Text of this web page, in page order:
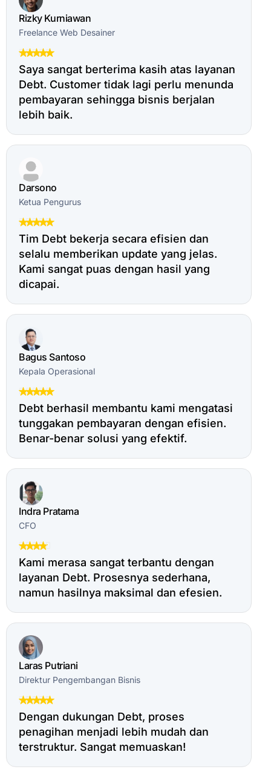
Rizky Kurniawan
Freelance Web Desainer
Saya sangat berterima kasih atas layanan
Debt. Customer tidak lagi perlu menunda
pembayaran sehingga bisnis berjalan
lebih baik.
Darsono
Ketua Pengurus
Tim Debt bekerja secara efisien dan
selalu memberikan update yang jelas.
Kami sangat puas dengan hasil yang
dicapai.
Bagus Santoso
Kepala Operasional
Debt berhasil membantu kami mengatasi
tunggakan pembayaran dengan efisien.
Benar-benar solusi yang efektif.
Indra Pratama
CFO
Kami merasa sangat terbantu dengan
layanan Debt. Prosesnya sederhana,
namun hasilnya maksimal dan efesien.
Laras Putriani
Direktur Pengembangan Bisnis
Dengan dukungan Debt, proses
penagihan menjadi lebih mudah dan
terstruktur. Sangat memuaskan!